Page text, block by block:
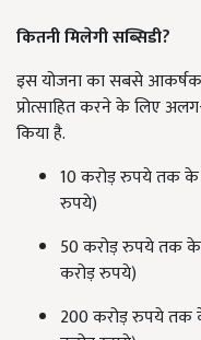
कितनी मिलेगी सब्सिडी?
इस योजना का सबसे आकर्षक
प्रोत्साहित करने के लिए
किया है.
10 करोड़ रुपये तक के
रुपये)
50 करोड़ रुपये तक के
करोड़ रुपये)
200 करोड़ रुपये तक